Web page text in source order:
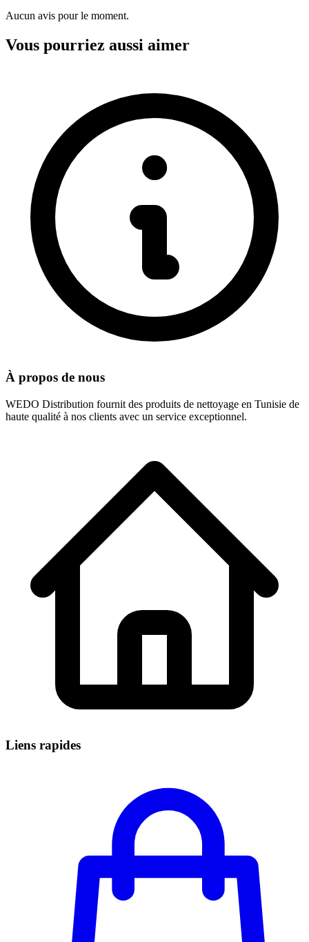
Aucun avis pour le moment.
Vous pourriez aussi aimer
À propos de nous
WEDO Distribution fournit des produits de nettoyage en Tunisie de
haute qualité à nos clients avec un service exceptionnel.
Liens rapides